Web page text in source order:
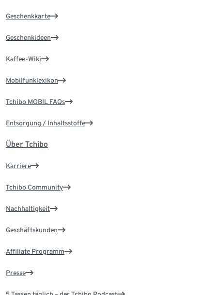
Geschenkkarte
Geschenkideen
Kaffee-Wiki
Mobilfunklexikon
Tchibo MOBIL FAQs
Entsorgung / Inhaltsstoffe
Über Tchibo
Karriere
Tchibo Community
Nachhaltigkeit
Geschäftskunden
Affiliate Programm
Presse